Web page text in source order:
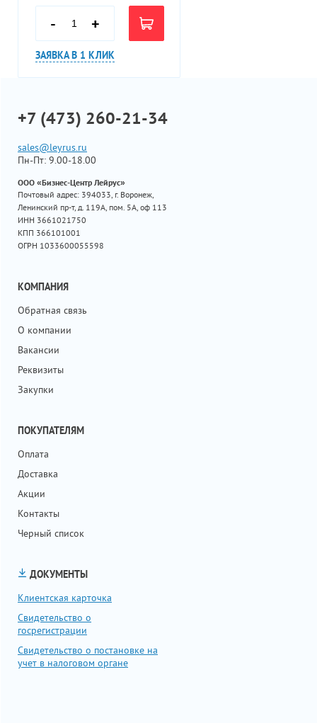
- +
ЗАЯВКА В 1 КЛИК
+7 (473) 260-21-34
sales@leyrus.ru
Пн-Пт: 9.00-18.00
ООО «Бизнес-Центр Лейрус»
Почтовый адрес: 394033, г. Воронеж,
Ленинский пр-т, д. 119А, пом. 5А, оф 113
ИНН 3661021750
КПП 366101001
ОГРН 1033600055598
КОМПАНИЯ
Обратная связь
О компании
Вакансии
Реквизиты
Закупки
ПОКУПАТЕЛЯМ
Оплата
Доставка
Акции
Контакты
Черный список
ДОКУМЕНТЫ
Клиентская карточка
Свидетельство о
госрегистрации
Свидетельство о постановке на
учет в налоговом органе